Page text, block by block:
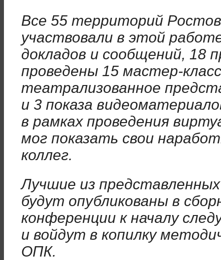
Все 55 территорий
участвовали в этой
докладов и сообщений, 18
проведены 15 мастер-
театрализованное
и 3 показа
в рамках проведения
мог показать свои
коллег.
Лучшие из
будут опубликованы в
конференции к началу
и войдут в копилку
ОПК.